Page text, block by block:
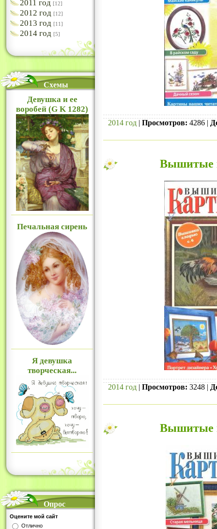
2011 год [12]
2012 год [12]
2013 год [11]
2014 год [5]
Схемы
Девушка и ее
воробей (G K 1282)
Печальная сирень
Я девушка
творческая...
Опрос
Оцените мой сайт
Отлично
2014 год | Просмотров: 4286 |
Вышитые
2014 год | Просмотров: 3248 |
Вышитые